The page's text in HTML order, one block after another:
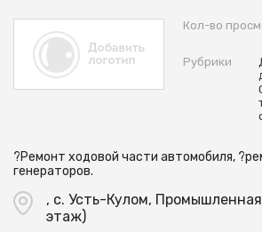
Кол-во
Рубрики
?Ремонт ходовой части автомобиля,
генераторов.
, с. Усть-Кулом, Промышленная
этаж)